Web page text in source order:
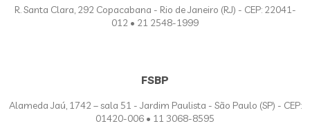
R. Santa Clara, 292 Copacabana - Rio de Janeiro (RJ) - CEP: 22041-
012 • 21 2548-1999
FSBP
Alameda Jaú, 1742 – sala 51 - Jardim Paulista - São Paulo (SP) - CEP:
01420-006 • 11 3068-8595